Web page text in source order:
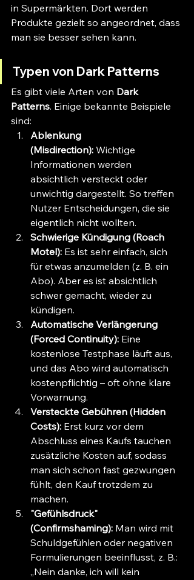
in Supermärkten. Dort werden
Produkte gezielt so angeordnet, dass
man sie besser sehen kann.
Typen von Dark Patterns
Es gibt viele Arten von Dark
Patterns. Einige bekannte Beispiele
sind:
Ablenkung
(Misdirection): Wichtige
Informationen werden
absichtlich versteckt oder
unwichtig dargestellt. So treffen
Nutzer Entscheidungen, die sie
eigentlich nicht wollten.
Schwierige Kündigung (Roach
Motel): Es ist sehr einfach, sich
für etwas anzumelden (z. B. ein
Abo). Aber es ist absichtlich
schwer gemacht, wieder zu
kündigen.
Automatische Verlängerung
(Forced Continuity): Eine
kostenlose Testphase läuft aus,
und das Abo wird automatisch
kostenpflichtig – oft ohne klare
Vorwarnung.
Versteckte Gebühren (Hidden
Costs): Erst kurz vor dem
Abschluss eines Kaufs tauchen
zusätzliche Kosten auf, sodass
man sich schon fast gezwungen
fühlt, den Kauf trotzdem zu
machen.
"Gefühlsdruck"
(Confirmshaming): Man wird mit
Schuldgefühlen oder negativen
Formulierungen beeinflusst, z. B.:
„Nein danke, ich will kein